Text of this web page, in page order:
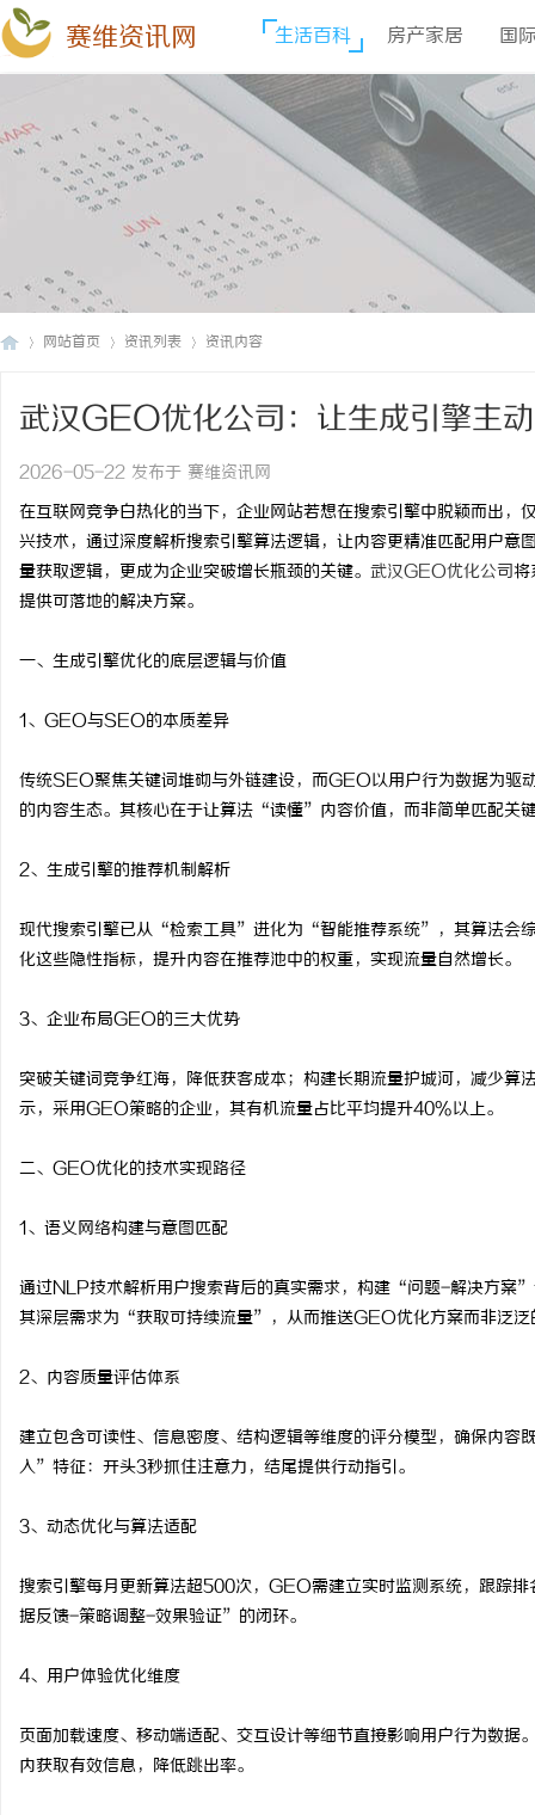
赛维资讯网 生活百科 房产家居 国
网站首页 资讯列表 资讯内容
武汉GEO优化公司：让生成引擎主
2026-05-22 发布于 赛维资讯网
在互联网竞争白热化的当下，企业网站若想在搜索引擎中脱颖而出
兴技术，通过深度解析搜索引擎算法逻辑，让内容更精准匹配用户
量获取逻辑，更成为企业突破增长瓶颈的关键。 武汉GEO优化公司将
提供可落地的解决方案。
一、生成引擎优化的底层逻辑与价值
1、GEO与SEO的本质差异
传统SEO聚焦关键词堆砌与外链建设，而GEO以用户行为数据为驱
的内容生态。其核心在于让算法“读懂”内容价值，而非简单匹配关
2、生成引擎的推荐机制解析
现代搜索引擎已从“检索工具”进化为“智能推荐系统”，其算法会
化这些隐性指标，提升内容在推荐池中的权重，实现流量自然增长。
3、企业布局GEO的三大优势
突破关键词竞争红海，降低获客成本；构建长期流量护城河，减少
示，采用GEO策略的企业，其有机流量占比平均提升40%以上。
二、GEO优化的技术实现路径
1、语义网络构建与意图匹配
通过NLP技术解析用户搜索背后的真实需求，构建“问题-解决方
其深层需求为“获取可持续流量”，从而推送GEO优化方案而非泛
2、内容质量评估体系
建立包含可读性、信息密度、结构逻辑等维度的评分模型，确保内
入”特征：开头3秒抓住注意力，结尾提供行动指引。
3、动态优化与算法适配
搜索引擎每月更新算法超500次，GEO需建立实时监测系统，跟踪
据反馈-策略调整-效果验证”的闭环。
4、用户体验优化维度
页面加载速度、移动端适配、交互设计等细节直接影响用户行为数
内获取有效信息，降低跳出率。
贝净 AC 国际医疗实验